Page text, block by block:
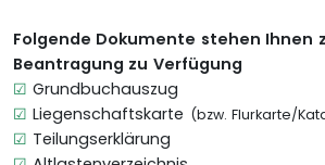
Folgende Dokumente stehen Ihnen
Beantragung zu Verfügung
☑Grundbuchauszug
☑Liegenschaftskarte (bzw. Flurkarte/
☑ Teilungserklärung